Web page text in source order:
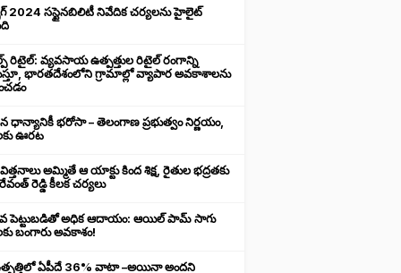
2024 సస్టైనబిలిటీ నివేదిక చర్యలను హైలైట్
రిటైల్: వ్యవసాయ ఉత్పత్తుల రిటైల్ రంగాన్ని
భారతదేశంలోని గ్రామాల్లో వ్యాపార అవకాశాలను
ధాన్యానికీ భరోసా – తెలంగాణ ప్రభుత్వం నిర్ణయం,
ఊరట
అమ్మితే ఆ యాక్టు కింద శిక్ష, రైతుల భద్రతకు
రెడ్డి కీలక చర్యలు
పెట్టుబడితో అధిక ఆదాయం: ఆయిల్ పామ్ సాగు
బంగారు అవకాశం!
ఏపీదే 36% వాటా –అయినా అందని